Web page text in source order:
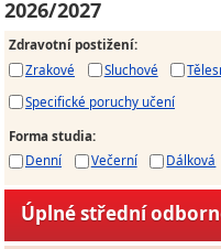
2026/2027
Zdravotní postižení:
Zrakové
Sluchové
Specifické poruchy učení
Forma studia:
Denní
Večerní Dálková
Úplné střední